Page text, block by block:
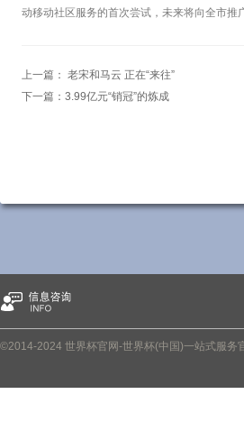
动移动社区服务的首次尝试，未来将向全市
上一篇： 老宋和马云 正在“来往”
下一篇： 3.99亿元“销冠”的炼成
©2014-2024 世界杯官网-世界杯(中国)一站式服务